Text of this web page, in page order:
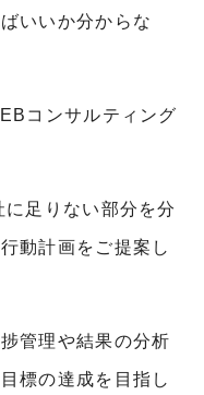
いいか分からな
コンサルティング
足りない部分を分
動計画をご提案し
管理や結果の分析
標の達成を目指し